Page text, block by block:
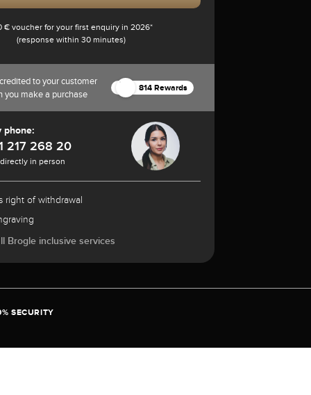
€ voucher for your first enquiry in 2026*
(response within 30 minutes)
to your customer
you make a purchase
814 Rewards
phone:
217 268 20
in person
right of withdrawal
Brogle inclusive services
SECURITY